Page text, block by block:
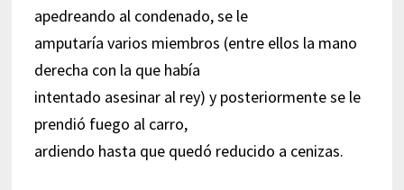
apedreando al condenado, se le
amputaría varios miembros (entre ellos la mano
derecha con la que había
intentado asesinar al rey) y posteriormente se le
prendió fuego al carro,
ardiendo hasta que quedó reducido a cenizas.